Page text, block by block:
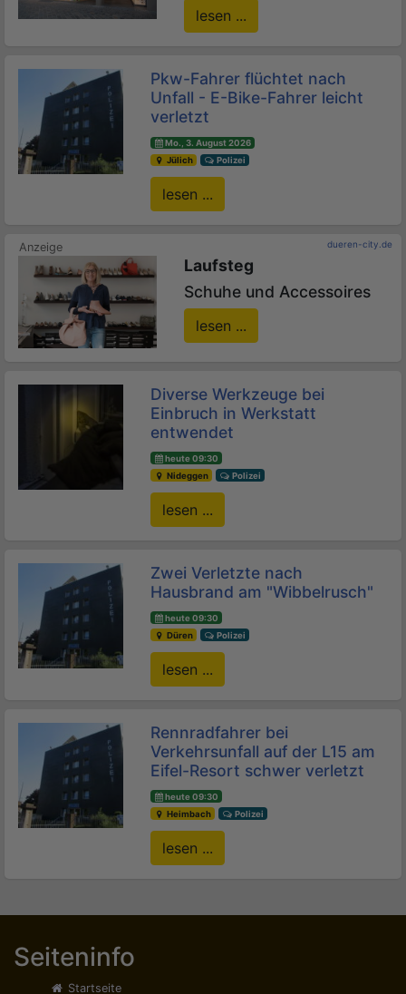
lesen ...
Pkw-Fahrer flüchtet nach
Unfall - E-Bike-Fahrer leicht
verletzt
Mo., 3. August 2026
Jülich
Polizei
lesen ...
dueren-city.de
Laufsteg
Schuhe und Accessoires
lesen ...
Diverse Werkzeuge bei
Einbruch in Werkstatt
entwendet
heute 09:30
Nideggen
Polizei
lesen ...
Zwei Verletzte nach
Hausbrand am "Wibbelrusch"
heute 09:30
Düren
Polizei
lesen ...
Rennradfahrer bei
Verkehrsunfall auf der L15 am
Eifel-Resort schwer verletzt
heute 09:30
Heimbach
Polizei
lesen ...
Seiteninfo
Startseite